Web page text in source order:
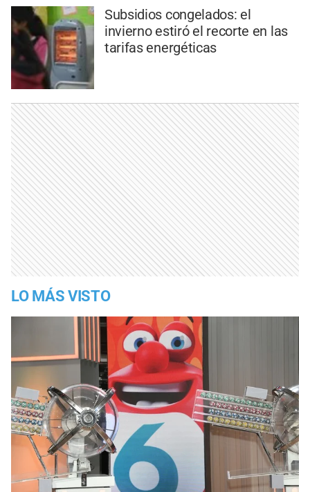
Subsidios congelados: el
invierno estiró el recorte en las
tarifas energéticas
LO MÁS VISTO